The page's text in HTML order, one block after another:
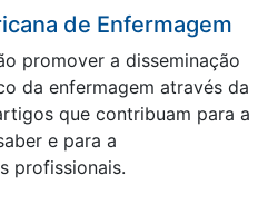
de Enfermagem
promover a disseminação
da enfermagem através da
que contribuam para a
e para a
profissionais.